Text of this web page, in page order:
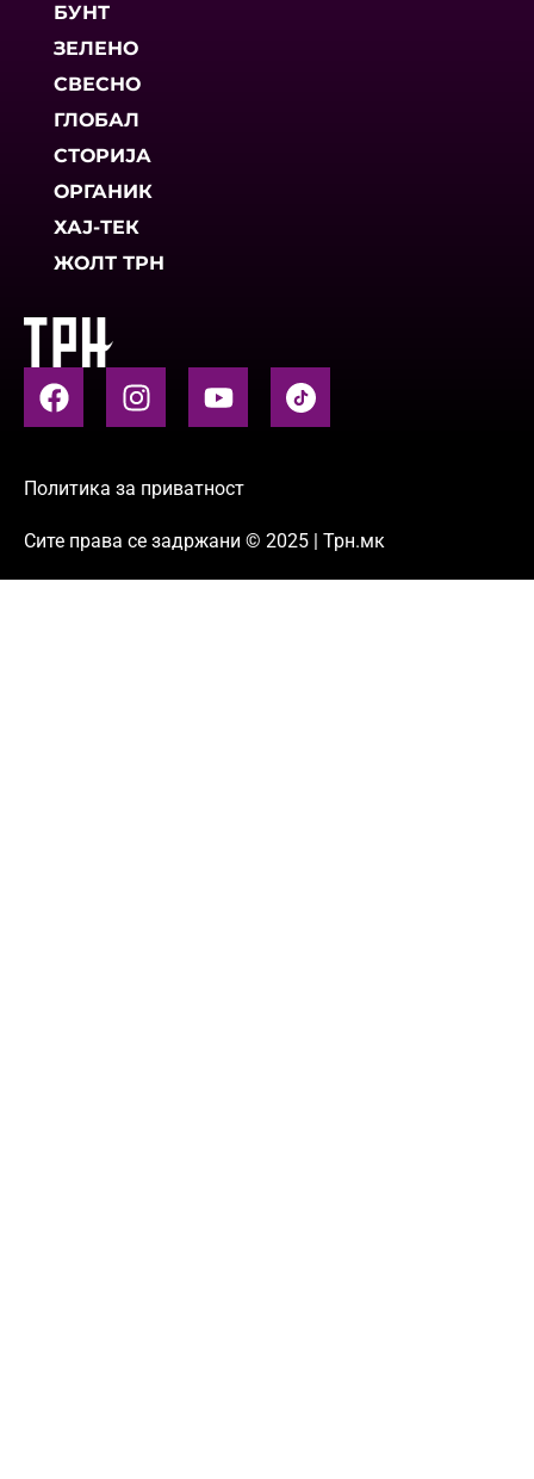
БУНТ
ЗЕЛЕНО
СВЕСНО
ГЛОБАЛ
СТОРИЈА
ОРГАНИК
ХАЈ-ТЕК
ЖОЛТ ТРН
Политика за приватност
Сите права се задржани © 2025 | Трн.мк